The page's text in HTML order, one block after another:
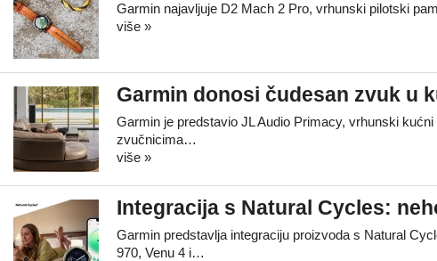
Garmin najavljuje D2 Mach 2 Pro, vrhunski pilotski
više »
Garmin donosi čudesan zvuk u
Garmin je predstavio JL Audio Primacy, vrhunski
zvučnicima…
više »
Integracija s Natural Cycles:
Garmin predstavlja integraciju proizvoda s Natural
970, Venu 4 i…